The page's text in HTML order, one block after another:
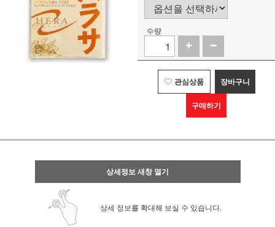
수량
관심상품 장바구니
구매하기
상세정보 새창 열기
상세 정보를 확대해 보실 수 있습니다.